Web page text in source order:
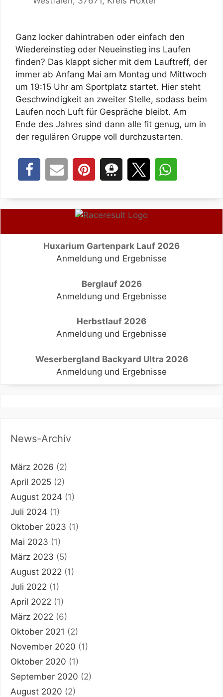
Ganz locker dahintraben oder einfach den
Wiedereinstieg oder Neueinstieg ins Laufen
finden? Das klappt sicher mit dem Lauftreff, der
immer ab Anfang Mai am Montag und Mittwoch
um 19:15 Uhr am Sportplatz startet. Hier steht
Geschwindigkeit an zweiter Stelle, sodass beim
Laufen noch Luft für Gespräche bleibt. Am
Ende des Jahres sind dann alle fit genug, um in
der regulären Gruppe voll durchzustarten.
Huxarium Gartenpark Lauf 2026
Anmeldung und Ergebnisse
Berglauf 2026
Anmeldung und Ergebnisse
Herbstlauf 2026
Anmeldung und Ergebnisse
Weserbergland Backyard Ultra 2026
Anmeldung und Ergebnisse
News-Archiv
März 2026 (2)
April 2025 (2)
August 2024 (1)
Juli 2024 (1)
Oktober 2023 (1)
Mai 2023 (1)
März 2023 (5)
August 2022 (1)
Juli 2022 (1)
April 2022 (1)
März 2022 (6)
Oktober 2021 (2)
November 2020 (1)
Oktober 2020 (1)
September 2020 (2)
August 2020 (2)